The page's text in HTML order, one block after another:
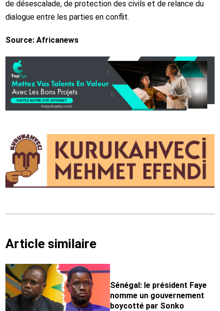
de désescalade, de protection des civils et de relance du
dialogue entre les parties en conflit.
Source: Africanews
Article similaire
Sénégal: le président Faye
nomme un gouvernement
boycotté par Sonko